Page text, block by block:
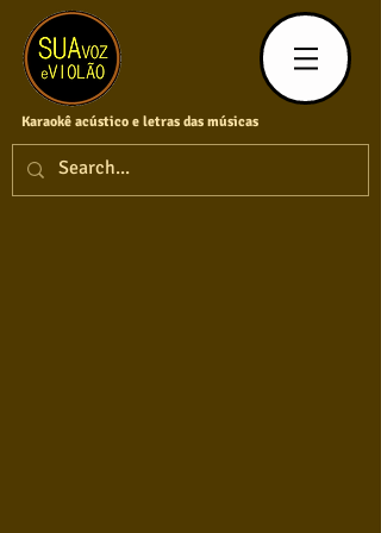
Karaokê acústico e letras das músicas